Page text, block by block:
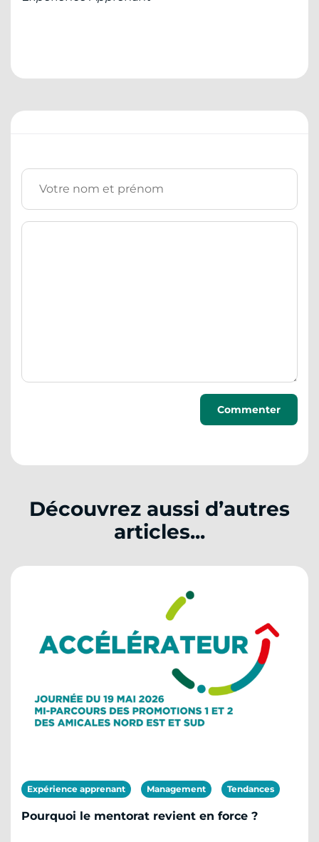
Découvrez aussi d’autres
articles...
Expérience apprenant Management Tendances
Pourquoi le mentorat revient en force ?